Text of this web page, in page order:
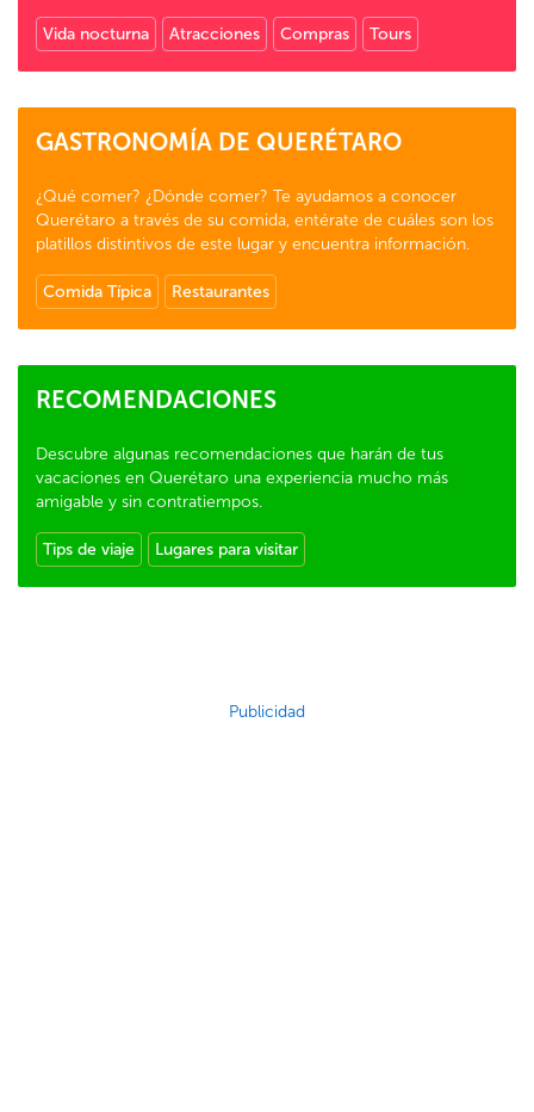
Vida nocturna Atracciones Compras Tours
GASTRONOMÍA DE QUERÉTARO
¿Qué comer? ¿Dónde comer? Te ayudamos a conocer
Querétaro a través de su comida, entérate de cuáles son los
platillos distintivos de este lugar y encuentra información.
Comida Típica Restaurantes
RECOMENDACIONES
Descubre algunas recomendaciones que harán de tus
vacaciones en Querétaro una experiencia mucho más
amigable y sin contratiempos.
Tips de viaje Lugares para visitar
Publicidad